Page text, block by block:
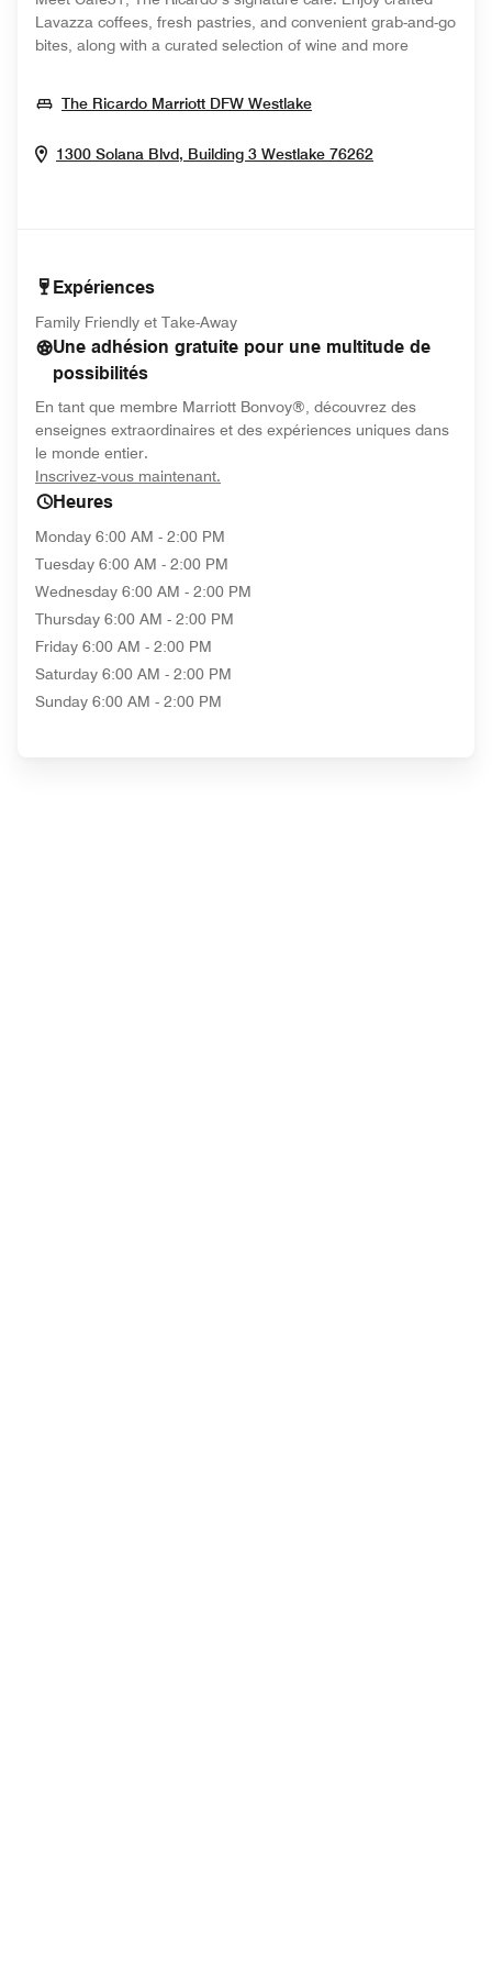
Lavazza coffees, fresh pastries, and convenient grab-and-go
bites, along with a curated selection of wine and more
The Ricardo Marriott DFW WestlakeOpens In New Window
1300 Solana Blvd, Building 3 Westlake 76262Opens In New
Expériences
Family Friendly et Take-Away
Une adhésion gratuite pour une multitude de
possibilités
En tant que membre Marriott Bonvoy®, découvrez des
enseignes extraordinaires et des expériences uniques dans
le monde entier.
Inscrivez-vous maintenant.
Heures
Monday 6:00 AM - 2:00 PM
Tuesday 6:00 AM - 2:00 PM
Wednesday 6:00 AM - 2:00 PM
Thursday 6:00 AM - 2:00 PM
Friday 6:00 AM - 2:00 PM
Saturday 6:00 AM - 2:00 PM
Sunday 6:00 AM - 2:00 PM